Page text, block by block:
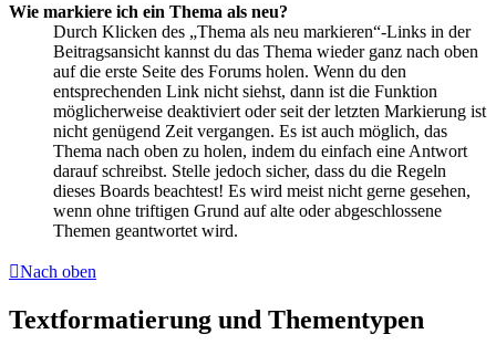
Wie markiere ich ein Thema als neu?
Durch Klicken des „Thema als neu markieren“-Links in der
Beitragsansicht kannst du das Thema wieder ganz nach oben
auf die erste Seite des Forums holen. Wenn du den
entsprechenden Link nicht siehst, dann ist die Funktion
möglicherweise deaktiviert oder seit der letzten Markierung ist
nicht genügend Zeit vergangen. Es ist auch möglich, das
Thema nach oben zu holen, indem du einfach eine Antwort
darauf schreibst. Stelle jedoch sicher, dass du die Regeln
dieses Boards beachtest! Es wird meist nicht gerne gesehen,
wenn ohne triftigen Grund auf alte oder abgeschlossene
Themen geantwortet wird.
Nach oben
Textformatierung und Thementypen